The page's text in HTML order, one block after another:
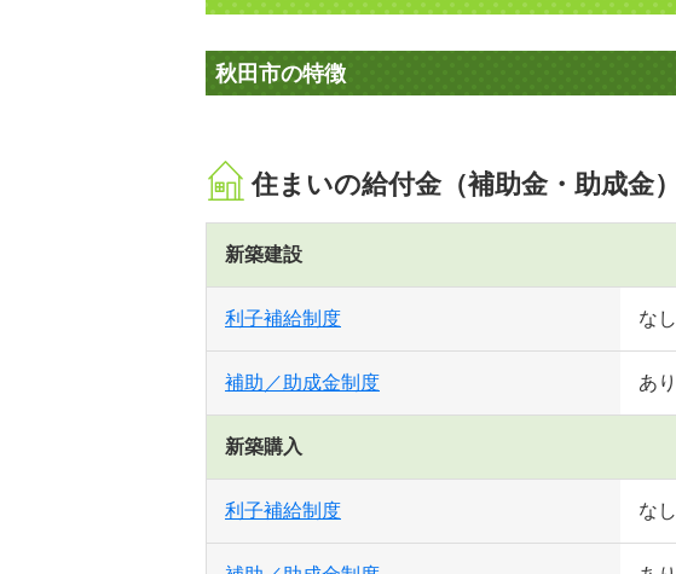
秋田市の特徴
住まいの給付金（補助金・助成金）
新築建設
利子補給制度 なし
補助／助成金制度 あり
新築購入
利子補給制度 なし